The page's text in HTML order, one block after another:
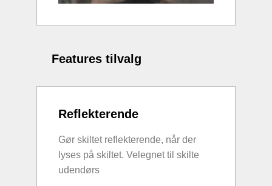
Features tilvalg
Reflekterende
Gør skiltet reflekterende, når der
lyses på skiltet. Velegnet til skilte
udendørs